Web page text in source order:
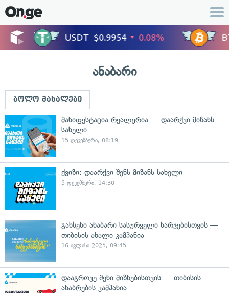
ანაბარი
ბოლო მასალები
მანიფესტაცია რეალურია — დაარქვი მიზანს
სახელი
15 დეკემბერი, 08:19
ქვიზი: დაარქვი შენს მიზანს სახელი
5 დეკემბერი, 14:30
გახსენი ანაბარი სასურველი ხარჯებისთვის —
თიბისის ახალი კამპანია
16 ივლისი 2025, 09:45
დააგროვე შენი მიზნებისთვის — თიბისის
ანაბრების კამპანია